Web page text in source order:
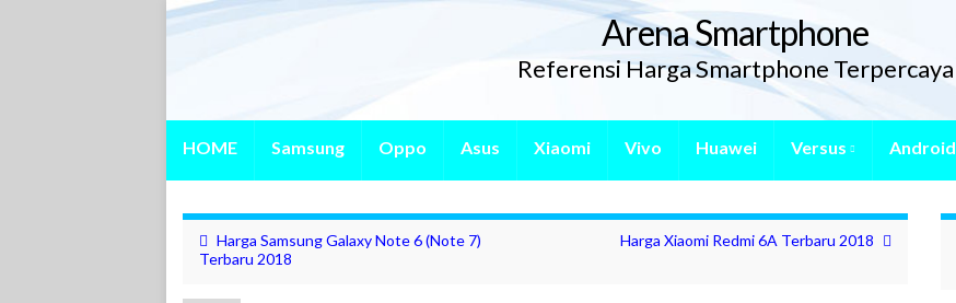
Arena Smartphone
Referensi Harga Smartphone Terpercaya
HOME Samsung Oppo Asus Xiaomi Vivo Huawei Versus Android
Harga Samsung Galaxy Note 6 (Note 7)
Terbaru 2018
Harga Xiaomi Redmi 6A Terbaru 2018